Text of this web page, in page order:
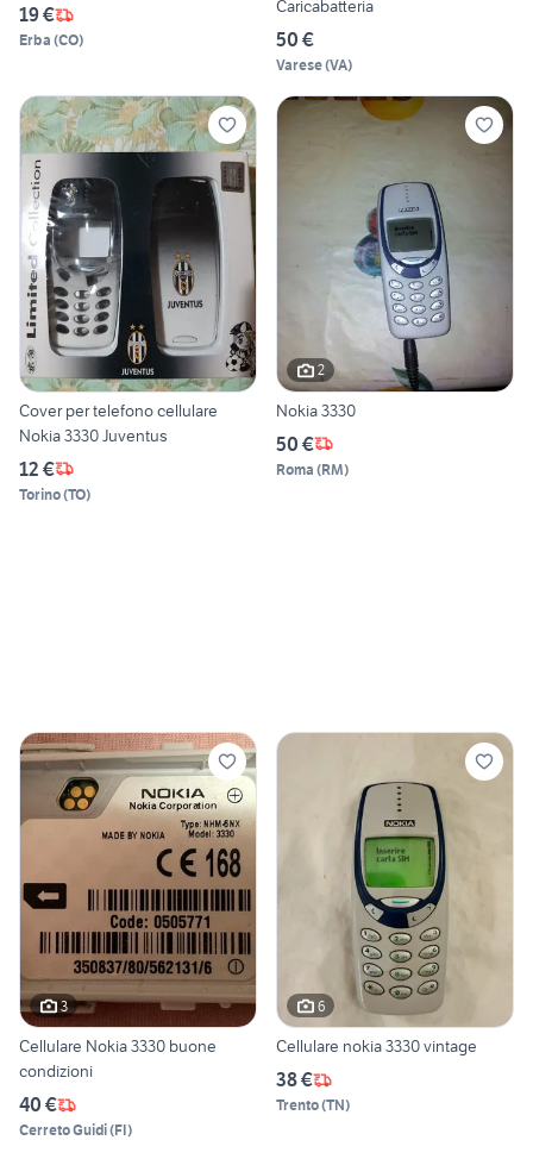
19 €
Erba (CO)
Caricabatteria
50 €
Varese(VA)
Cover per telefono cellulare
Nokia 3330 Juventus
12 €
Torino(TO)
2
Nokia 3330
50 €
Roma (RM)
3
Cellulare Nokia 3330 buone
condizioni
40 €
Cerreto Guidi(FI)
6
Cellulare nokia 3330 vintage
38 €
Trento(TN)